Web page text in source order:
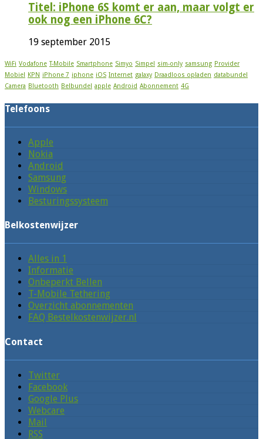
Titel: iPhone 6S komt er aan, maar volgt er
ook nog een iPhone 6C?
19 september 2015
WiFi Vodafone T-Mobile Smartphone Simyo Simpel sim-only samsung Provider
Mobiel
KPN iPhone 7 iphone iOS Internet galaxy Draadloos opladen databundel
Camera Bluetooth Belbundel apple Android Abonnement 4G
Telefoons
Apple
Nokia
Android
Samsung
Windows
Besturingssysteem
Belkostenwijzer
Alles in 1
Informatie
Onbeperkt Bellen
T-Mobile Tethering
Overzicht abonnementen
FAQ Bestelkostenwijzer.nl
Contact
Twitter
Facebook
Google Plus
Webcare
Mail
RSS